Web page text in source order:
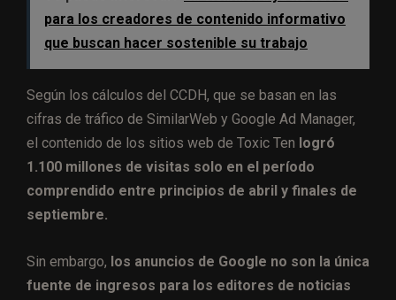
para los creadores de contenido informativo
que buscan hacer sostenible su trabajo
Según los cálculos del CCDH, que se basan en las
cifras de tráfico de SimilarWeb y Google Ad Manager,
el contenido de los sitios web de Toxic Ten logró
1.100 millones de visitas solo en el período
comprendido entre principios de abril y finales de
septiembre.
Sin embargo, los anuncios de Google no son la única
fuente de ingresos para los editores de noticias